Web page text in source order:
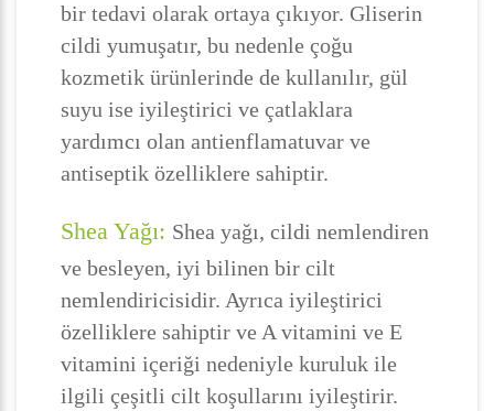
bir tedavi olarak ortaya çıkıyor. Gliserin
cildi yumuşatır, bu nedenle çoğu
kozmetik ürünlerinde de kullanılır, gül
suyu ise iyileştirici ve çatlaklara
yardımcı olan antienflamatuvar ve
antiseptik özelliklere sahiptir.
Shea Yağı: Shea yağı, cildi nemlendiren
ve besleyen, iyi bilinen bir cilt
nemlendiricisidir. Ayrıca iyileştirici
özelliklere sahiptir ve A vitamini ve E
vitamini içeriği nedeniyle kuruluk ile
ilgili çeşitli cilt koşullarını iyileştirir.